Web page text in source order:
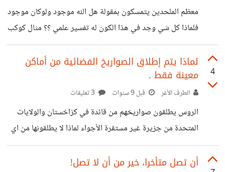
بسرعة رهيبة، أسرع من أيّ شيء،
معظم الملحدين يتمسكون بمقولة هل الله موجود ولوكان موجود
فلماذا كل شي وجد في هذا الكون له تفسير علمي ؟؟ مثال كوكب
الارض ومجرة درب التبان والكون السحيق وجد على إثر انفجار
كوني عظيم تسبب في وجود الكواكب والنجوم والشمس والكون
باكلمه هذا صحيح ولكن جميعهم تناسو القاعدة الاساسية التي
تقول ان لكل فعل ردة فعل ؟ ممثال هذا الانفجار الكوني العظيم
كيف حصل هل حصل لوحده ام ان هناك فاعل تسبب في هذا
الفعل الكبير ؟ نعم هذا الانفجار
4
لماذا يتم إطلاق الصواريخ الفضائية من أماكن
معينة فقط .
الطرف الأغر قبل 9 سنوات
الروس يطلقون صواريخهم من قائدة في كزاخستان والولايات
المتحدة من جزيرة غير مستقرة الأجواء لماذا لا يطلقونها من اي
بقعة مثلا
أن تصل متأخرا، خير من أن لا تصل!